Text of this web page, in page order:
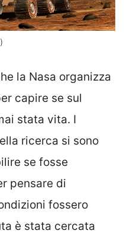
la Nasa organizza
capire se sul
stata vita. I
ricerca si sono
se fosse
pensare di
fossero
è stata cercata